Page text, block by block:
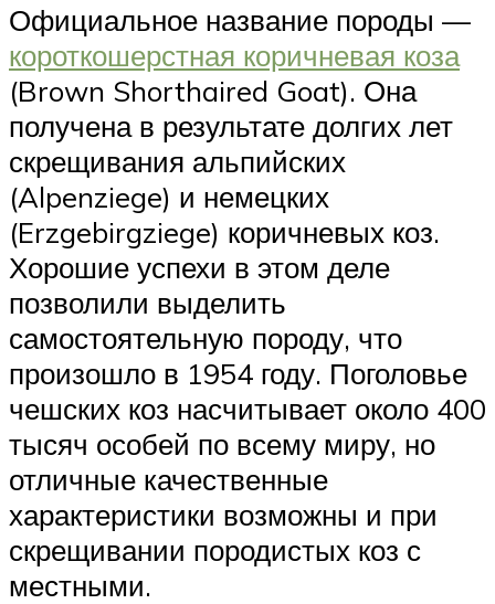
Официальное название породы —
короткошерстная коричневая коза
(Brown Shorthaired Goat). Она
получена в результате долгих лет
скрещивания альпийских
(Alpenziege) и немецких
(Erzgebirgziege) коричневых коз.
Хорошие успехи в этом деле
позволили выделить
самостоятельную породу, что
произошло в 1954 году. Поголовье
чешских коз насчитывает около 400
тысяч особей по всему миру, но
отличные качественные
характеристики возможны и при
скрещивании породистых коз с
местными.